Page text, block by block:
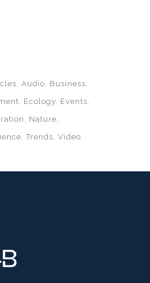
Audio
Business
Ecology Events
Nature
Trends Video